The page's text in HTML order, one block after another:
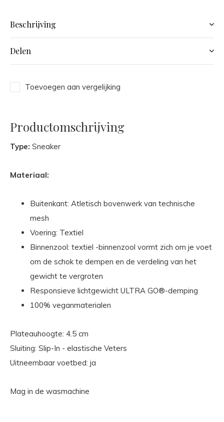
Beschrijving
Delen
Toevoegen aan vergelijking
Productomschrijving
Type: Sneaker
Materiaal:
Buitenkant: Atletisch bovenwerk van technische
mesh
Voering: Textiel
Binnenzool: textiel -binnenzool vormt zich om je voet
om de schok te dempen en de verdeling van het
gewicht te vergroten
Responsieve lichtgewicht ULTRA GO®-demping
100% veganmaterialen
Plateauhoogte: 4.5 cm
Sluiting: Slip-In - elastische Veters
Uitneembaar voetbed: ja
Mag in de wasmachine